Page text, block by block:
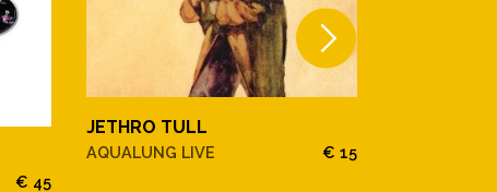
€ 45
JETHRO TULL
AQUALUNG LIVE € 15